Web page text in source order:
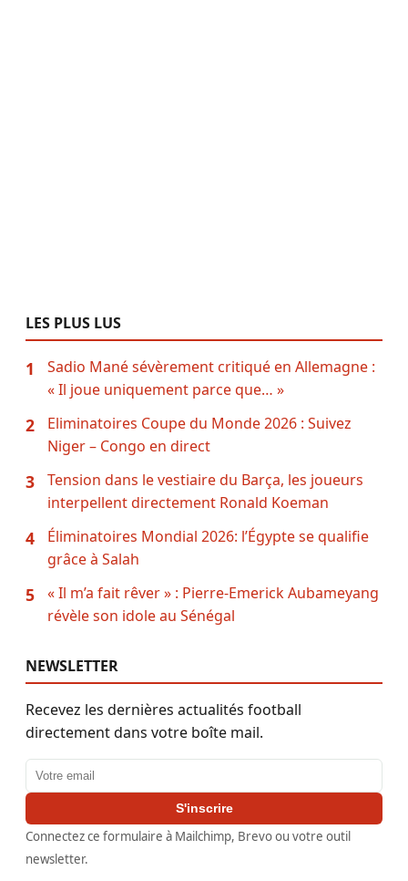
LES PLUS LUS
1
Sadio Mané sévèrement critiqué en Allemagne :
« Il joue uniquement parce que… »
2
Eliminatoires Coupe du Monde 2026 : Suivez
Niger – Congo en direct
3
Tension dans le vestiaire du Barça, les joueurs
interpellent directement Ronald Koeman
4
Éliminatoires Mondial 2026: l’Égypte se qualifie
grâce à Salah
5
« Il m’a fait rêver » : Pierre-Emerick Aubameyang
révèle son idole au Sénégal
NEWSLETTER
Recevez les dernières actualités football
directement dans votre boîte mail.
Adresse email
S'inscrire
Connectez ce formulaire à Mailchimp, Brevo ou votre outil
newsletter.